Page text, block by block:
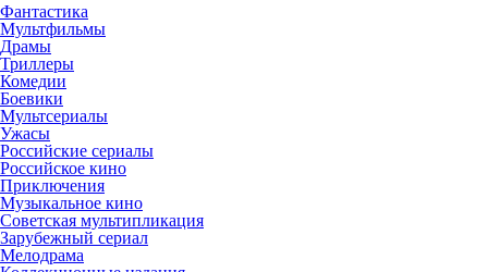
Фантастика
Мультфильмы
Драмы
Триллеры
Комедии
Боевики
Мультсериалы
Ужасы
Российские сериалы
Российское кино
Приключения
Музыкальное кино
Советская мультипликация
Зарубежный сериал
Мелодрама